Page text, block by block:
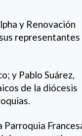
y Renovación
representantes
y Pablo Suárez,
de la diócesis